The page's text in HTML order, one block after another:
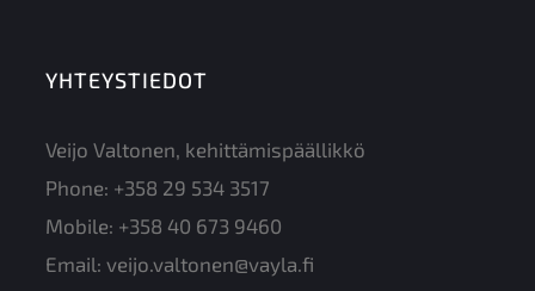
YHTEYSTIEDOT
Veijo Valtonen, kehittämispäällikkö
Phone: +358 29 534 3517
Mobile: +358 40 673 9460
Email: veijo.valtonen@vayla.fi